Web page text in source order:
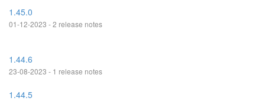
1.45.0
01-12-2023 - 2 release notes
1.44.6
23-08-2023 - 1 release notes
1.44.5